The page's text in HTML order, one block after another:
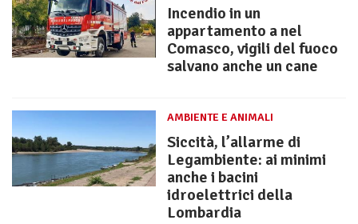
Incendio in un
appartamento a nel
Comasco, vigili del fuoco
salvano anche un cane
AMBIENTE E ANIMALI
Siccità, l’allarme di
Legambiente: ai minimi
anche i bacini
idroelettrici della
Lombardia